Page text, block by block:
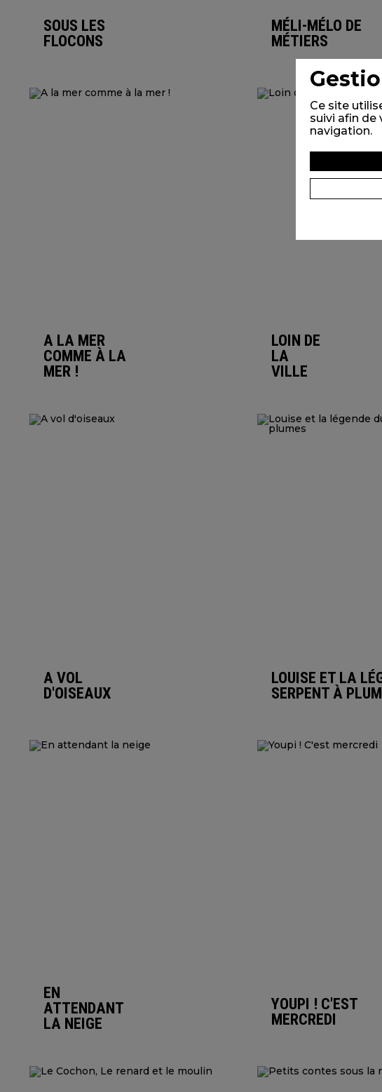
SOUS LES
FLOCONS
MÉLI-MÉLO DE
MÉTIERS
A LA MER
COMME À LA
MER !
LOIN DE
LA
VILLE
A VOL
D'OISEAUX
LOUISE ET LA
SERPENT À
EN
ATTENDANT
LA NEIGE
YOUPI ! C'EST
MERCREDI
Ce site
suivi afin de
navigation.